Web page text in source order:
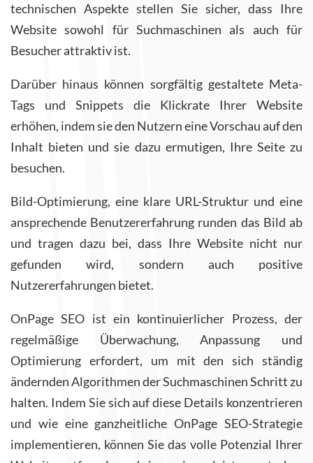
technischen Aspekte stellen Sie sicher, dass Ihre
Website sowohl für Suchmaschinen als auch für
Besucher attraktiv ist.
Darüber hinaus können sorgfältig gestaltete Meta-
Tags und Snippets die Klickrate Ihrer Website
erhöhen, indem sie den Nutzern eine Vorschau auf den
Inhalt bieten und sie dazu ermutigen, Ihre Seite zu
besuchen.
Bild-Optimierung, eine klare URL-Struktur und eine
ansprechende Benutzererfahrung runden das Bild ab
und tragen dazu bei, dass Ihre Website nicht nur
gefunden wird, sondern auch positive
Nutzererfahrungen bietet.
OnPage SEO ist ein kontinuierlicher Prozess, der
regelmäßige Überwachung, Anpassung und
Optimierung erfordert, um mit den sich ständig
ändernden Algorithmen der Suchmaschinen Schritt zu
halten. Indem Sie sich auf diese Details konzentrieren
und wie eine ganzheitliche OnPage SEO-Strategie
implementieren, können Sie das volle Potenzial Ihrer